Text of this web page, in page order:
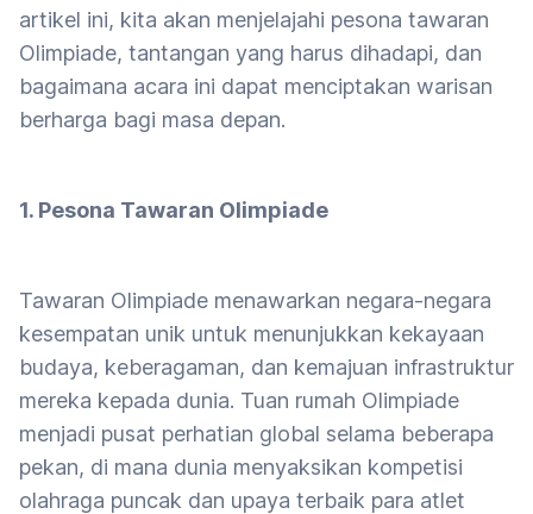
artikel ini, kita akan menjelajahi pesona tawaran
Olimpiade, tantangan yang harus dihadapi, dan
bagaimana acara ini dapat menciptakan warisan
berharga bagi masa depan.
1. Pesona Tawaran Olimpiade
Tawaran Olimpiade menawarkan negara-negara
kesempatan unik untuk menunjukkan kekayaan
budaya, keberagaman, dan kemajuan infrastruktur
mereka kepada dunia. Tuan rumah Olimpiade
menjadi pusat perhatian global selama beberapa
pekan, di mana dunia menyaksikan kompetisi
olahraga puncak dan upaya terbaik para atlet